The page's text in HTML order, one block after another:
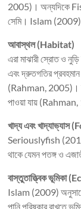
2005)। অন্যদিকে
সেমি। Islam (2009)
আবাস্থল (Habitat)
এরা মাঝারী স্রোত ও নুড়ি
এবং দ্রুতগতির প্রবহমান
(Rahman, 2005)।
পাওয়া যায়
খাদ্য এবং
Seriouslyfish (2015)
থাকে যেমন পতঙ্গ ও
বাস্তুতাত্ত্বিক ভূমিকা
Islam (2009) অনুসারে
পানি পরিষ্কার রাখতে